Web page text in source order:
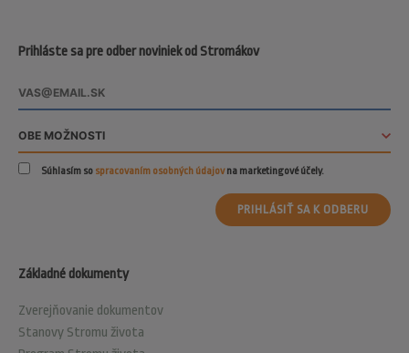
Základné dokumenty
Zverejňovanie dokumentov
Stanovy Stromu života
Prihláste sa pre odber noviniek od Stromákov
Súhlasím so spracovaním osobných údajovna marketingové účely.
PRIHLÁSIŤ SA K ODBERU